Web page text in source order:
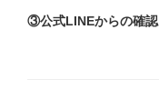
③公式LINEからの確認